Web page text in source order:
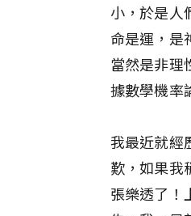
小，於是人
命是運，是
當然是非理
據數學機率
我最近就經
歎，如果我
張樂透了！